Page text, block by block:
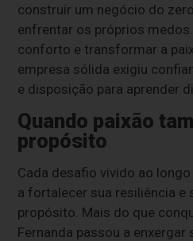
construir um negócio do
enfrentar os próprios
conforto e transformar a
empresa sólida exigiu
e disposição para aprender
Quando paixão
propósito
Cada desafio vivido ao
a fortalecer sua resiliência e
propósito. Mais do que
Fernanda passou a